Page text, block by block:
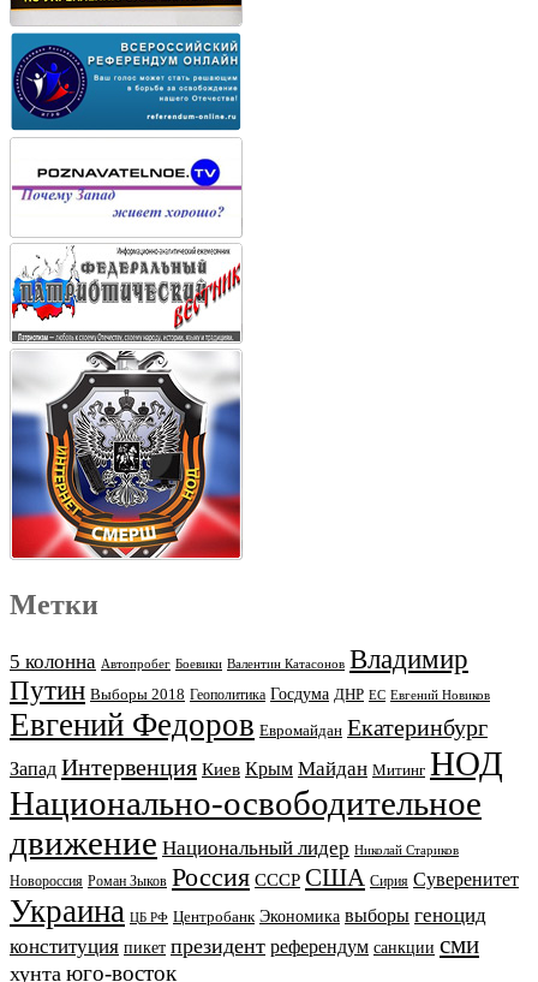
Метки
5 колонна Автопробег Боевики Валентин Катасонов Владимир
Путин Выборы 2018 Геополитика Госдума ДНР ЕС Евгений Новиков
Евгений Федоров Евромайдан Екатеринбург
Запад Интервенция Киев Крым Майдан Митинг НОД
Национально-освободительное
движение Национальный лидер Николай Стариков
Новороссия Роман Зыков Россия СССР США Сирия Суверенитет
Украина ЦБ РФ Центробанк Экономика выборы геноцид
конституция пикет президент референдум санкции сми
хунта юго-восток